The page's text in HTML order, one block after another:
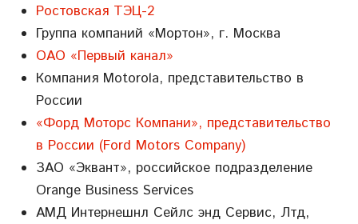
Ростовская ТЭЦ-2
Группа компаний «Мортон», г. Москва
ОАО «Первый канал»
Компания Motorola, представительство в
России
«Форд Моторс Компани», представительство
в России (Ford Motors Company)
ЗАО «Эквант», российское подразделение
Orange Business Services
АМД Интернешнл Сейлс энд Сервис, Лтд,